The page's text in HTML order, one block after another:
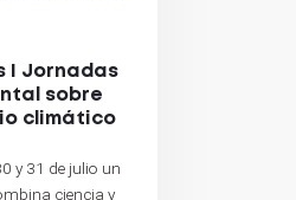
I Jornadas
sobre
climático
y 31 de julio un
ciencia y